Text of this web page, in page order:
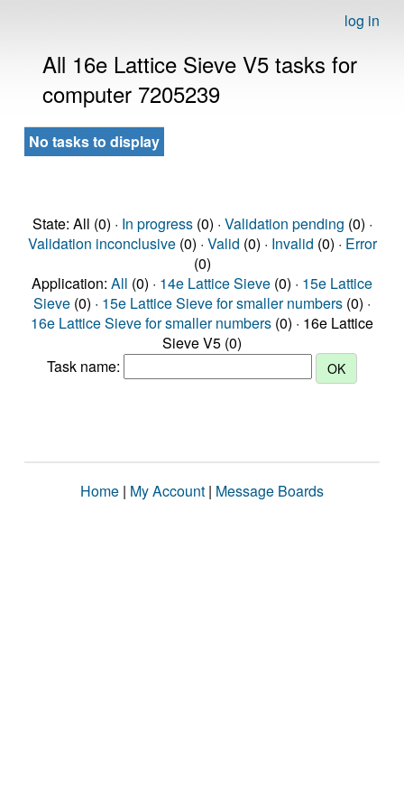
log in
All 16e Lattice Sieve V5 tasks for
computer 7205239
No tasks to display
State: All (0) · In progress(0) · Validation pending (0) ·
Validation inconclusive(0) · Valid (0) · Invalid (0) · Error
(0)
Application: All (0) · 14e Lattice Sieve (0) · 15e Lattice
Sieve (0) · 15e Lattice Sieve for smaller numbers (0) ·
16e Lattice Sieve for smaller numbers (0) · 16e Lattice
Sieve V5 (0)
Task name:
Home | My Account | Message Boards